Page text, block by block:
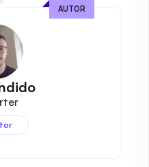
AUTOR